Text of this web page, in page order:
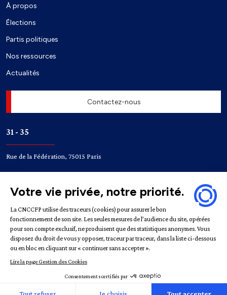
À propos
Élections
Partis politiques
Nos ressources
Actualités
Contactez-nous
31 - 35
Rue de la Fédération, 75015 Paris
Bir-Hakeim Champ de Mars
Mentions légales Politique de confidentialité
Gestion des
cookies